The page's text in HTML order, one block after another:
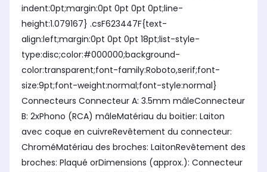
indent:0pt;margin:0pt 0pt 0pt 0pt;line-
height:1.079167} .csF623447F{text-
align:left;margin:0pt 0pt 0pt 18pt;list-style-
type:disc;color:#000000;background-
color:transparent;font-family:Roboto,serif;font-
size:9pt;font-weight:normal;font-style:normal}
Connecteurs Connecteur A: 3.5mm mâleConnecteur
B: 2xPhono (RCA) mâleMatériau du boitier: Laiton
avec coque en cuivreRevêtement du connecteur:
ChroméMatériau des broches: LaitonRevêtement des
broches: Plaqué orDimensions (approx.): Connecteur